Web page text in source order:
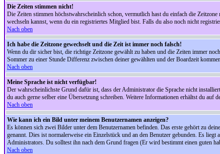
Die Zeiten stimmen nicht!
Die Zeiten stimmen höchstwahrscheinlich schon, vermutlich hast du einfach die
wechseln kannst, wenn du ein registriertes Mitglied bist. Falls du also noch nicht
Nach oben
Ich habe die Zeitzone gewechselt und die Zeit ist immer noch falsch!
Wenn du dir sicher bist, die richtige Zeitzone gewählt zu haben und die Zeiten immer
Sommer zu einer Stunde Differenz zwischen deiner gewählten und der Boardzeit
Nach oben
Meine Sprache ist nicht verfügbar!
Der wahrscheinlichste Grund dafür ist, dass der Administrator die Sprache nicht
du auch gerne selber eine Übersetzung schreiben. Weitere Informationen erhältst du
Nach oben
Wie kann ich ein Bild unter meinem Benutzernamen anzeigen?
Es können sich zwei Bilder unter dem Benutzernamen befinden. Das erste gehört zu
genannt. Dies ist normalerweise ein Einzelstück und an den Benutzer gebunden. Es
Administrators. Du solltest ihn nach dem Grund fragen (Er wird bestimmt einen guten
Nach oben